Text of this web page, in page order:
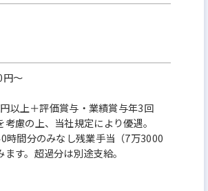
円～
以上＋評価賞与・業績賞与年3回
慮の上、当社規定により優遇。
時間分のみなし残業手当（7万3000
す。超過分は別途支給。